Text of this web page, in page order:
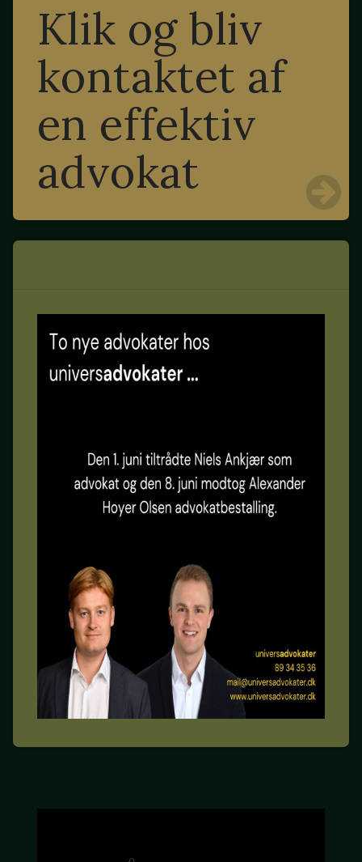
Klik og bliv
kontaktet af
en effektiv
advokat